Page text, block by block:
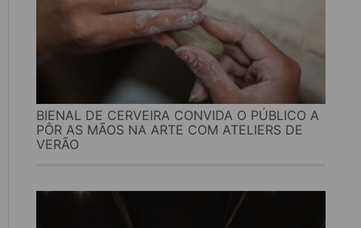
BIENAL DE CERVEIRA CONVIDA O PÚBLICO A
PÔR AS MÃOS NA ARTE COM ATELIERS DE
VERÃO